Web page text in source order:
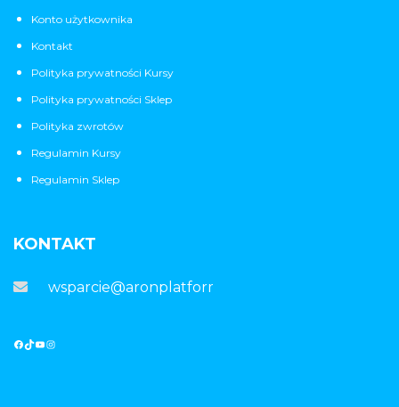
Konto użytkownika
Kontakt
Polityka prywatności Kursy
Polityka prywatności Sklep
Polityka zwrotów
Regulamin Kursy
Regulamin Sklep
KONTAKT
wsparcie@aronplatforma.pl